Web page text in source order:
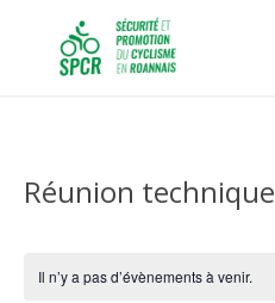
Réunion technique
Il n’y a pas d’évènements à venir.